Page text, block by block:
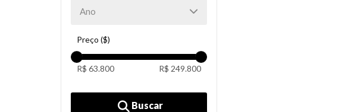
Preço ($)
R$ 63.800 R$ 249.800
Buscar